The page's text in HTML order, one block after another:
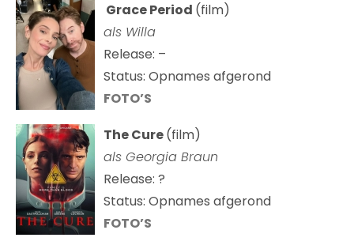
Grace Period (film)
als Willa
Release: –
Status: Opnames afgerond
FOTO’S
The Cure(film)
als Georgia Braun
Release: ?
Status: Opnames afgerond
FOTO’S